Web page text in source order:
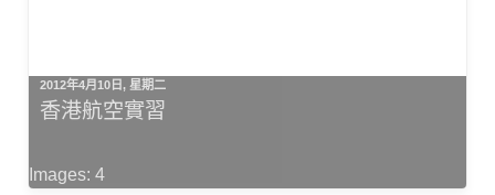
2012年4月10日, 星期二
香港航空實習
Images: 4